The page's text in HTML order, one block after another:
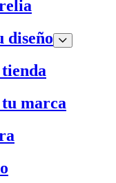
diseño
marca